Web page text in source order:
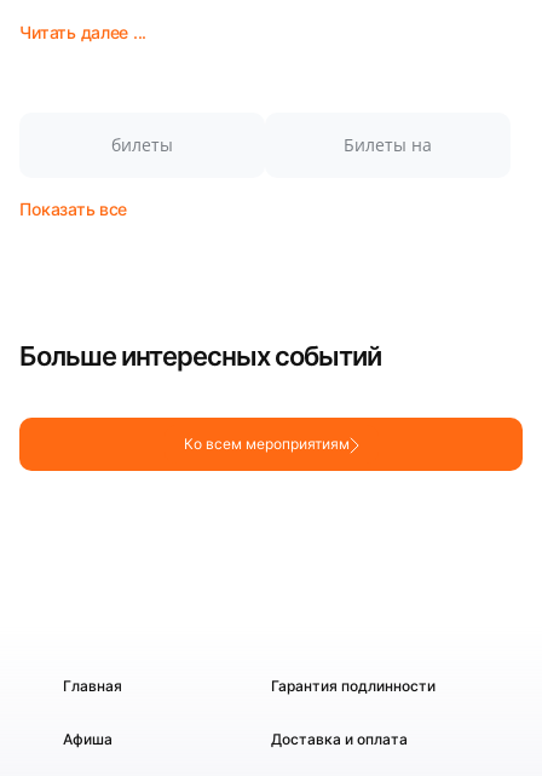
Читать далее ...
билеты Билеты на
Показать все
Больше интересных событий
Ко всем мероприятиям
Главная
Афиша
Гарантия подлинности
Доставка и оплата